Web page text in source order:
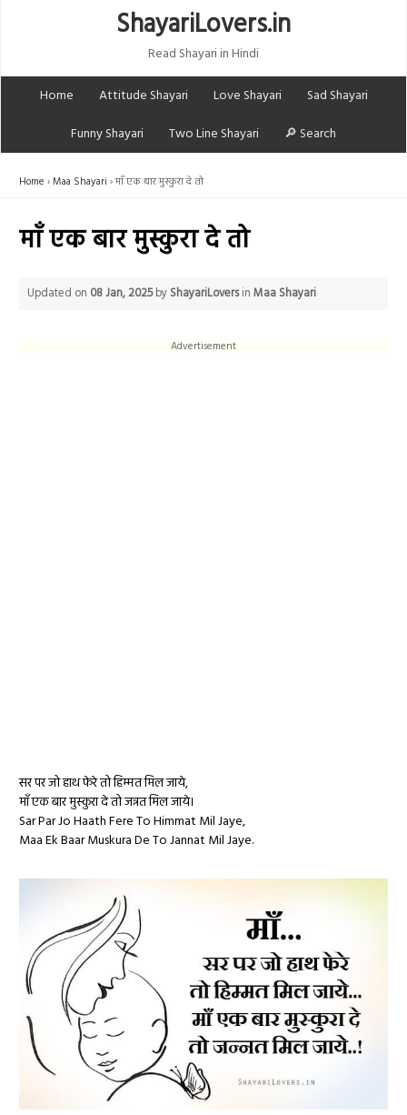
ShayariLovers.in
Read Shayari in Hindi
Home
Attitude Shayari Love Shayari
Sad Shayari
Funny Shayari
Two Line Shayari 🔎 Search
Home Maa Shayari माँ एक बार मुस्कुरा दे तो
माँ एक बार मुस्कुरा दे तो
Updated on 08 Jan, 2025by ShayariLoversinMaa Shayari
Advertisement
सर पर जो हाथ फेरे तो हिम्मत मिल जाये,
माँ एक बार मुस्कुरा दे तो जन्नत मिल जाये।
Sar Par Jo Haath Fere To Himmat Mil Jaye,
Maa Ek Baar Muskura De To Jannat Mil Jaye.